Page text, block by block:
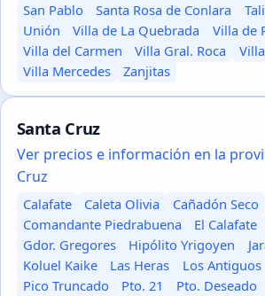
San Pablo
Santa Rosa de Conlara
Unión
Villa de La Quebrada
Villa de
Villa del Carmen
Villa Gral. Roca
Villa Mercedes
Zanjitas
Santa Cruz
Ver precios e información en la
Cruz
Calafate Caleta Olivia
Cañadón Seco
Comandante Piedrabuena
El Calafate
Gdor. Gregores
Hipólito Yrigoyen
Koluel Kaike
Las Heras Los Antiguos
Pico Truncado
Pto. 21 Pto. Deseado